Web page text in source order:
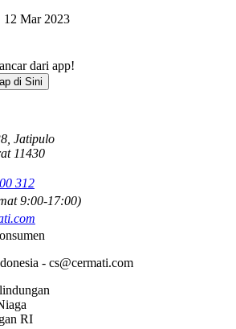
12 Mar 2023
dari app!
di Sini
Jatipulo
11430
312
9:00-17:00)
- cs@cermati.com
RI